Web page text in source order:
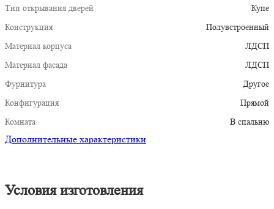
Тип открывания дверей
Купе
Конструкция
Полувстроенный
Материал корпуса
ЛДСП
Материал фасада
ЛДСП
Фурнитура
Другое
Конфигурация
Прямой
Комната
В спальню
Дополнительные характеристики
Условия изготовления